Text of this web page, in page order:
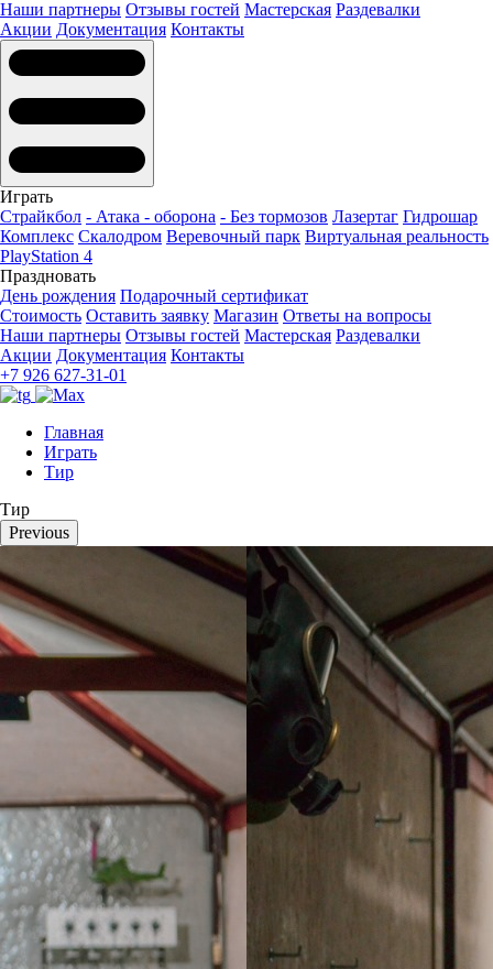
Наши партнеры Отзывы гостей Мастерская Раздевалки
Акции Документация Контакты
Играть
Страйкбол - Атака - оборона - Без тормозов Лазертаг Гидрошар
Комплекс Скалодром Веревочный парк Виртуальная реальность
PlayStation 4
Праздновать
День рождения Подарочный сертификат
Стоимость Оставить заявку Магазин Ответы на вопросы
Наши партнеры Отзывы гостей Мастерская Раздевалки
Акции Документация Контакты
+7 926 627-31-01
Главная
Играть
Тир
Тир
Previous